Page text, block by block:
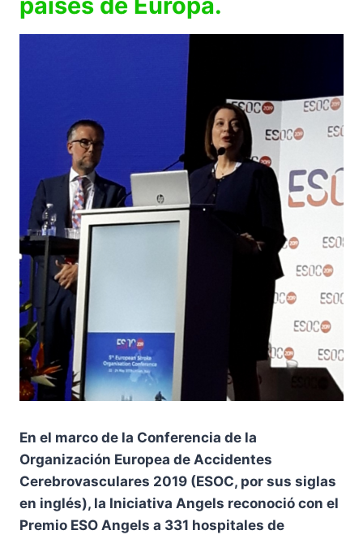
En el marco de la Conferencia de la
Organización Europea de Accidentes
Cerebrovasculares 2019 (ESOC, por sus siglas
en inglés), la Iniciativa Angels reconoció con el
Premio ESO Angels a 331 hospitales de